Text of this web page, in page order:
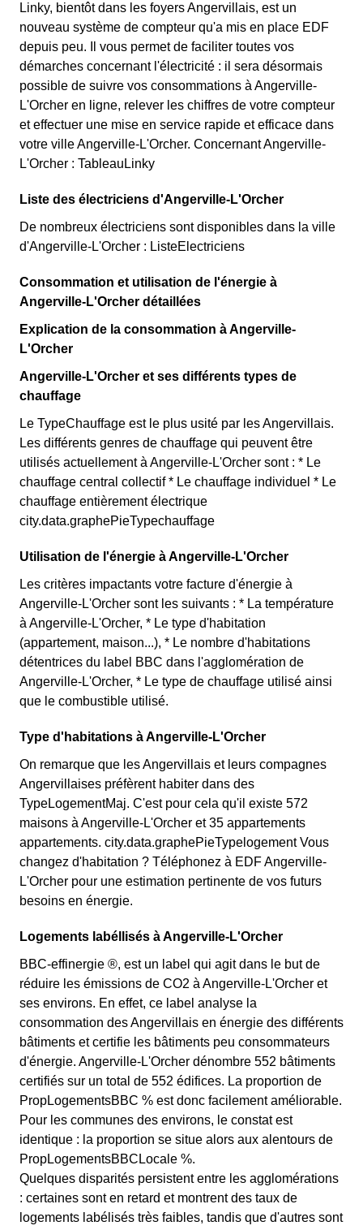
Linky, bientôt dans les foyers Angervillais, est un
nouveau système de compteur qu'a mis en place EDF
depuis peu. Il vous permet de faciliter toutes vos
démarches concernant l'électricité : il sera désormais
possible de suivre vos consommations à Angerville-
L'Orcher en ligne, relever les chiffres de votre compteur
et effectuer une mise en service rapide et efficace dans
votre ville Angerville-L'Orcher. Concernant Angerville-
L'Orcher : TableauLinky
Liste des électriciens d'Angerville-L'Orcher
De nombreux électriciens sont disponibles dans la ville
d'Angerville-L'Orcher : ListeElectriciens
Consommation et utilisation de l'énergie à
Angerville-L'Orcher détaillées
Explication de la consommation à Angerville-
L'Orcher
Angerville-L'Orcher et ses différents types de
chauffage
Le TypeChauffage est le plus usité par les Angervillais.
Les différents genres de chauffage qui peuvent être
utilisés actuellement à Angerville-L'Orcher sont : * Le
chauffage central collectif * Le chauffage individuel * Le
chauffage entièrement électrique
city.data.graphePieTypechauffage
Utilisation de l'énergie à Angerville-L'Orcher
Les critères impactants votre facture d'énergie à
Angerville-L'Orcher sont les suivants : * La température
à Angerville-L'Orcher, * Le type d'habitation
(appartement, maison...), * Le nombre d'habitations
détentrices du label BBC dans l'agglomération de
Angerville-L'Orcher, * Le type de chauffage utilisé ainsi
que le combustible utilisé.
Type d'habitations à Angerville-L'Orcher
On remarque que les Angervillais et leurs compagnes
Angervillaises préfèrent habiter dans des
TypeLogementMaj. C'est pour cela qu'il existe 572
maisons à Angerville-L'Orcher et 35 appartements
appartements. city.data.graphePieTypelogement Vous
changez d'habitation ? Téléphonez à EDF Angerville-
L'Orcher pour une estimation pertinente de vos futurs
besoins en énergie.
Logements labéllisés à Angerville-L'Orcher
BBC-effinergie ®, est un label qui agit dans le but de
réduire les émissions de CO2 à Angerville-L'Orcher et
ses environs. En effet, ce label analyse la
consommation des Angervillais en énergie des différents
bâtiments et certifie les bâtiments peu consommateurs
d'énergie. Angerville-L'Orcher dénombre 552 bâtiments
certifiés sur un total de 552 édifices. La proportion de
PropLogementsBBC % est donc facilement améliorable.
Pour les communes des environs, le constat est
identique : la proportion se situe alors aux alentours de
PropLogementsBBCLocale %.
Quelques disparités persistent entre les agglomérations
: certaines sont en retard et montrent des taux de
logements labélisés très faibles, tandis que d'autres sont